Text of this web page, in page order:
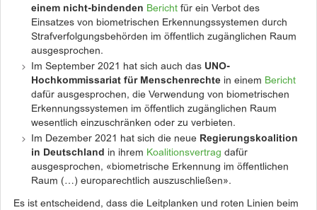
einem nicht-bindenden Bericht für ein Verbot des
Einsatzes von biometrischen Erkennungssystemen durch
Strafverfolgungsbehörden im öffentlich zugänglichen Raum
ausgesprochen.
Im September 2021 hat sich auch das UNO-
Hochkommissariat für Menschenrechte in einem Bericht
dafür ausgesprochen, die Verwendung von biometrischen
Erkennungssystemen im öffentlich zugänglichen Raum
wesentlich einzuschränken oder zu verbieten.
Im Dezember 2021 hat sich die neue Regierungskoalition
in Deutschland in ihrem Koalitionsvertrag dafür
ausgesprochen, «biometrische Erkennung im öffentlichen
Raum (…) europarechtlich auszuschließen».
Es ist entscheidend, dass die Leitplanken und roten Linien beim